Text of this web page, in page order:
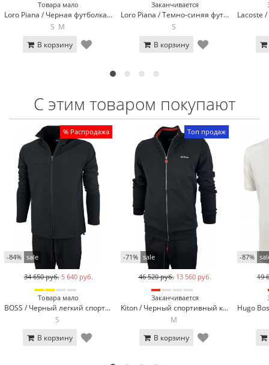
Товара мало
Loro Piana / Черная футболка поло Loro Piana 570-1
S M
В корзину
Заканчивается
Loro Piana / Темно-синяя футболка поло Loro Piana 570-2
S
В корзину
С этим товаром покупают
Топ продаж
% Распродажа
-84% sale
34 650 руб. 5 640 руб.
Товара мало
BOSS / Черный легкий спортивный костюм BOSS 8565-1
S
В корзину
Топ продаж
-71% sale
46 520 руб. 13 560 руб.
Заканчивается
Kiton / Черный спортивный костюм Kiton 13615-1
M
В корзину
-87%
19